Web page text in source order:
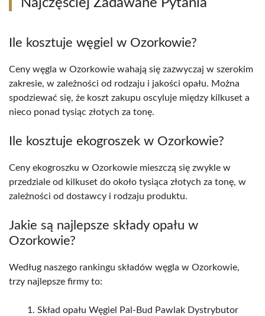
Najczęściej Zadawane Pytania
Ile kosztuje węgiel w Ozorkowie?
Ceny węgla w Ozorkowie wahają się zazwyczaj w szerokim
zakresie, w zależności od rodzaju i jakości opału. Można
spodziewać się, że koszt zakupu oscyluje między kilkuset a
nieco ponad tysiąc złotych za tonę.
Ile kosztuje ekogroszek w Ozorkowie?
Ceny ekogroszku w Ozorkowie mieszczą się zwykle w
przedziale od kilkuset do około tysiąca złotych za tonę, w
zależności od dostawcy i rodzaju produktu.
Jakie są najlepsze składy opału w
Ozorkowie?
Według naszego rankingu składów węgla w Ozorkowie,
trzy najlepsze firmy to:
Skład opału Węgiel Pal-Bud Pawlak Dystrybutor